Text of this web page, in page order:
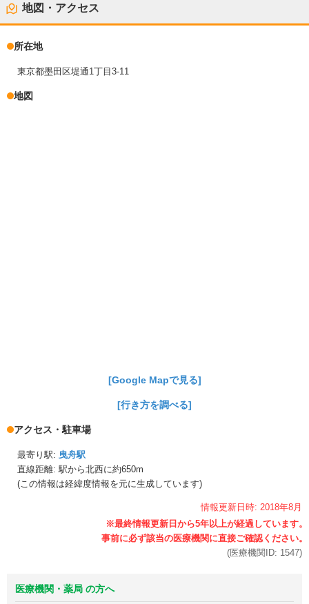
地図・アクセス
所在地
東京都墨田区堤通1丁目3-11
地図
[Google Mapで見る]
[行き方を調べる]
アクセス・駐車場
最寄り駅: 曳舟駅
直線距離: 駅から北西に約650m
(この情報は経緯度情報を元に生成しています)
情報更新日時: 2018年8月
(医療機関ID: 1547)
医療機関・薬局 の方へ